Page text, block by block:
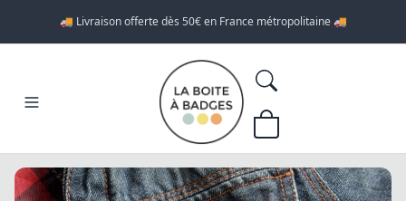
🚚 Livraison offerte dès 50€ en France métropolitaine 🚚